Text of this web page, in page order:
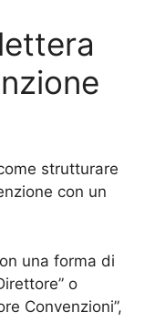
strutturare
con un
una forma di
o
Convenzioni”,